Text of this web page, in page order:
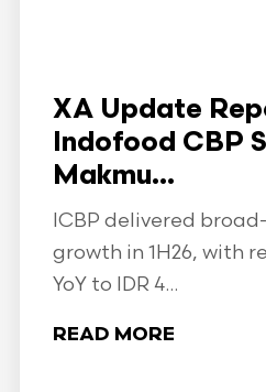
XA Update
Indofood CBP
Makmu...
ICBP delivered
growth in 1H26, with
YoY to IDR 4...
READ MORE